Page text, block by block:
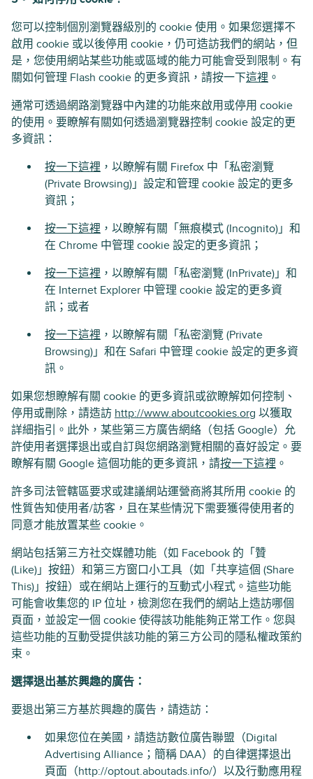
您可以控制個別瀏覽器級別的 cookie 使用。如果您選擇不
啟用 cookie 或以後停用 cookie，仍可造訪我們的網站，但
是，您使用網站某些功能或區域的能力可能會受到限制。有
關如何管理 Flash cookie 的更多資訊，請按一下這裡 。
通常可透過網路瀏覽器中內建的功能來啟用或停用 cookie
的使用。要瞭解有關如何透過瀏覽器控制 cookie 設定的更
多資訊：
按一下這裡 ，以瞭解有關 Firefox 中「私密瀏覽
(Private Browsing)」設定和管理 cookie 設定的更多
資訊；
按一下這裡 ，以瞭解有關「無痕模式 (Incognito)」和
在 Chrome 中管理 cookie 設定的更多資訊；
按一下這裡 ，以瞭解有關「私密瀏覽 (InPrivate)」和
在 Internet Explorer 中管理 cookie 設定的更多資
訊；或者
按一下這裡 ，以瞭解有關「私密瀏覽 (Private
Browsing)」和在 Safari 中管理 cookie 設定的更多資
訊。
如果您想瞭解有關 cookie 的更多資訊或欲瞭解如何控制、
停用或刪除，請造訪 http://www.aboutcookies.org 以獲取
詳細指引。此外，某些第三方廣告網絡（包括 Google）允
許使用者選擇退出或自訂與您網路瀏覽相關的喜好設定。要
瞭解有關 Google 這個功能的更多資訊，請按一下這裡 。
許多司法管轄區要求或建議網站運營商將其所用 cookie 的
性質告知使用者/訪客，且在某些情況下需要獲得使用者的
同意才能放置某些 cookie。
網站包括第三方社交媒體功能（如 Facebook 的「贊
(Like)」按鈕）和第三方窗口小工具（如「共享這個 (Share
This)」按鈕）或在網站上運行的互動式小程式。這些功能
可能會收集您的 IP 位址，檢測您在我們的網站上造訪哪個
頁面，並設定一個 cookie 使得該功能能夠正常工作。您與
這些功能的互動受提供該功能的第三方公司的隱私權政策約
束。
選擇退出基於興趣的廣告：
要退出第三方基於興趣的廣告，請造訪：
如果您位在美國，請造訪數位廣告聯盟（Digital
Advertising Alliance；簡稱 DAA）的自律選擇退出
頁面（http://optout.aboutads.info/）以及行動應用程